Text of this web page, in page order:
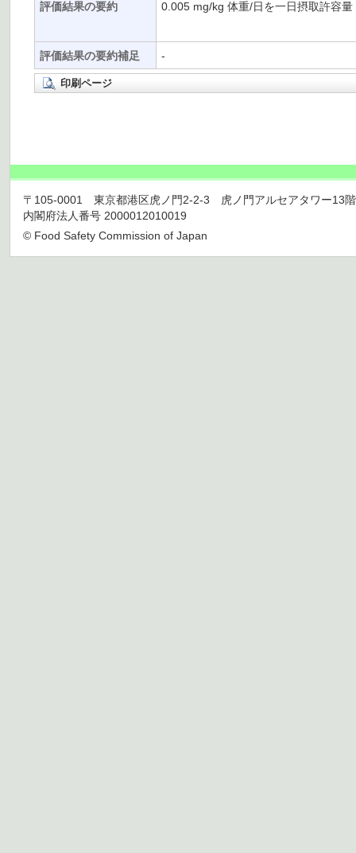
評価結果の要約 0.005 mg/kg 体重/日を一日摂取許容
評価結果の要約補足 -
印刷ページ
〒105-0001 東京都港区虎ノ門2-2-3 虎ノ門アルセアタワー13
内閣府法人番号 2000012010019
© Food Safety Commission of Japan